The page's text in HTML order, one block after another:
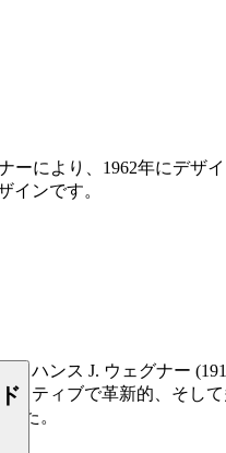
ナーにより、1962年にデ
インです。
、ハンス J. ウェグナー
イティブで革新的、そし
た。